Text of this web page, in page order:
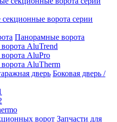
ворота серии
Панорамные ворота
AluTrend
AluPro
AluTherm
Боковая дверь /
Запчасти для